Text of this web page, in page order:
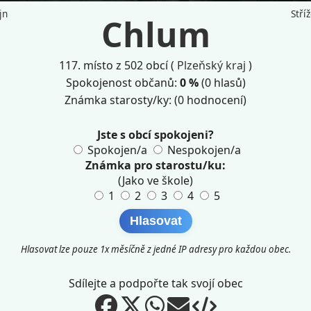
Chlum
117. místo z 502 obcí ( Plzeňský kraj )
Spokojenost občanů: 0%(0hlasů)
Známka starosty/ky: (0 hodnocení)
Jste s obcí spokojeni?
Spokojen/a
Nespokojen/a
Známka pro starostu/ku:
(Jako ve škole)
1
2 3 4 5
Hlasovat
Hlasovat lze pouze 1x měsíčně z jedné IP adresy pro každou obec.
Sdílejte a podpořte tak svojí obec